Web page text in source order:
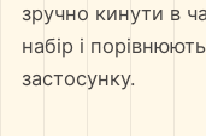
зручно кинути в
набір і
застосунку.